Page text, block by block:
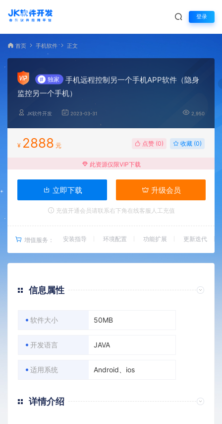
登录
首页 手机软件 正文
# 独家
手机远程控制另一个手机APP软件（隐身
监控另一个手机）
JK软件开发 2023-03-31 2,950
¥ 2888 元 点赞 (0) 收藏 (0)
此资源仅限VIP下载
立即下载 升级会员
充值开通会员请联系右下角在线客服人工充值
增值服务： 安装指导 环境配置 功能扩展 更新迭代
信息属性
软件大小 50MB
开发语言 JAVA
适用系统 Android、ios
详情介绍